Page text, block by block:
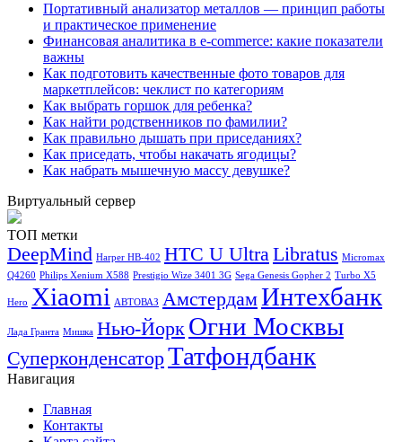
Портативный анализатор металлов — принцип работы
и практическое применение
Финансовая аналитика в e-commerce: какие показатели
важны
Как подготовить качественные фото товаров для
маркетплейсов: чеклист по категориям
Как выбрать горшок для ребенка?
Как найти родственников по фамилии?
Как правильно дышать при приседаниях?
Как приседать, чтобы накачать ягодицы?
Как набрать мышечную массу девушке?
Виртуальный сервер
ТОП метки
DeepMind Harper HB-402 HTC U UltraLibratus Micromax
Q4260 Philips Xenium X588 Prestigio Wize 3401 3G Sega Genesis Gopher 2 Turbo X5
Hero Xiaomi АВТОВАЗ АмстердамИнтехбанк
Лада Гранта Мишка Нью-Йорк Огни Москвы
СуперконденсаторТатфондбанк
Навигация
Главная
Контакты